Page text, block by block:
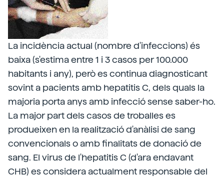
La incidència actual (nombre d'infeccions) és
baixa (s'estima entre 1 i 3 casos per 100.000
habitants i any), però es continua diagnosticant
sovint a pacients amb hepatitis C, dels quals la
majoria porta anys amb infecció sense saber-ho.
La major part dels casos de troballes es
produeixen en la realització d'anàlisi de sang
convencionals o amb finalitats de donació de
sang. El virus de l'hepatitis C (d'ara endavant
CHB) es considera actualment responsable del